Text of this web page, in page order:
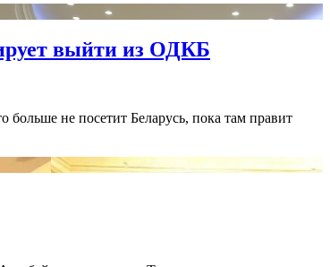
выйти из ОДКБ
не посетит Беларусь, пока там правит